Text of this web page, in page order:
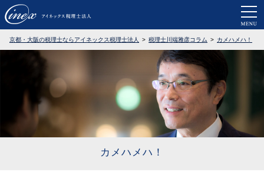
京都・大阪で税務調査に強い税理士な
京都・大阪の税理士ならアイネックス税理士法人 税理士川端雅彦コラム カメハメハ！
カメハメハ！